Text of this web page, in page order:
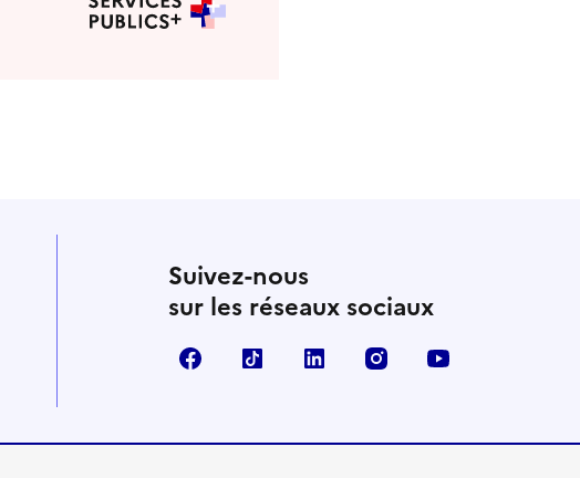
Suivez-nous
sur les réseaux sociaux
FacebookTikTok LinkedIn Instagram